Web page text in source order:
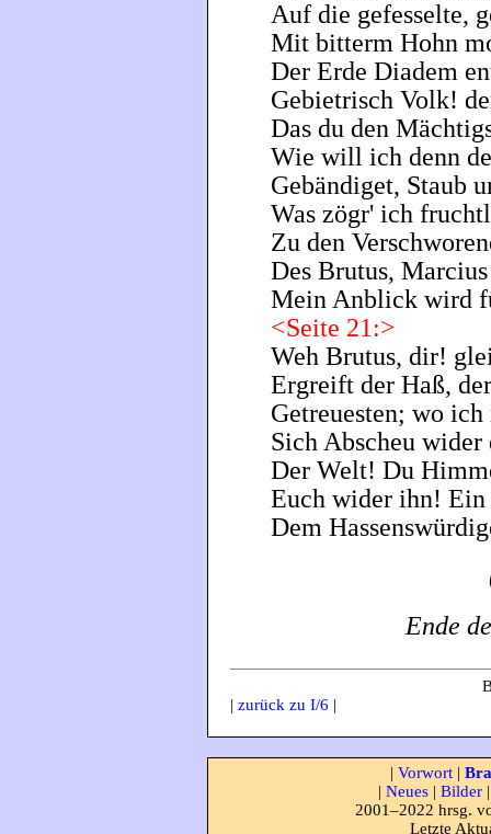
Auf die gefesselte,
Mit bitterm Hohn
Der Erde Diadem
Gebietrisch Volk!
Das du den
Wie will ich denn
Gebändiget, Staub
Was zögr' ich
Zu den
Des Brutus,
Mein Anblick wird
<Seite 21:>
Weh Brutus, dir!
Ergreift der Haß,
Getreuesten; wo
Sich Abscheu
Der Welt! Du
Euch wider ihn! Ein
Dem
Ende
| zurück zu I/6 |
| Vorwort|
| Neues | Bilder
2001–2022 hrsg.
Letzte